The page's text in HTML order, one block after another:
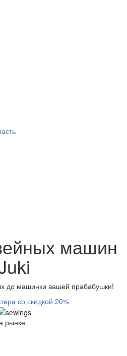
машин
до машинки вашей прабабушки!
со скидкой 20%
рынке